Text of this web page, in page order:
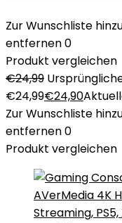
Zur Wunschliste
entfernen0
Produkt vergleichen
€24,99
€24,99€24,90
Zur Wunschliste
entfernen0
Produkt vergleichen